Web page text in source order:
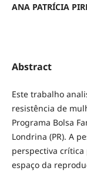
ANA PATRÍCIA
Abstract
Este trabalho
resistência de
Programa Bolsa
Londrina (PR). A
perspectiva
espaço da